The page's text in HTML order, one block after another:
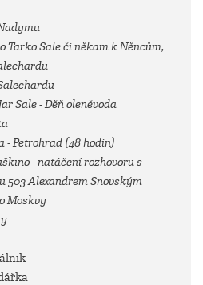
Tarko Sale či někam k Něncům,
Sale - Děň oleněvoda
- Petrohrad (48 hodin)
- natáčení rozhovoru s
503 Alexandrem Snovským
Moskvy